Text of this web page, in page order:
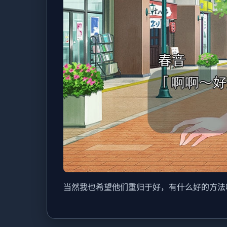
当然我也希望他们重归于好，有什么好的方